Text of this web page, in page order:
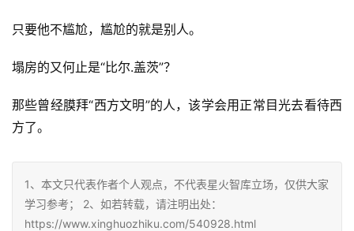
只要他不尴尬，尴尬的就是别人。
塌房的又何止是“比尔.盖茨”？
那些曾经膜拜“西方文明”的人，该学会用正常目光去看待西
方了。
1、本文只代表作者个人观点，不代表星火智库立场，仅供大家
学习参考； 2、如若转载，请注明出处：
https://www.xinghuozhiku.com/540928.html